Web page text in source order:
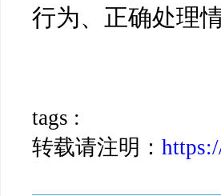
行为、正确处理
tags :
转载请注明：